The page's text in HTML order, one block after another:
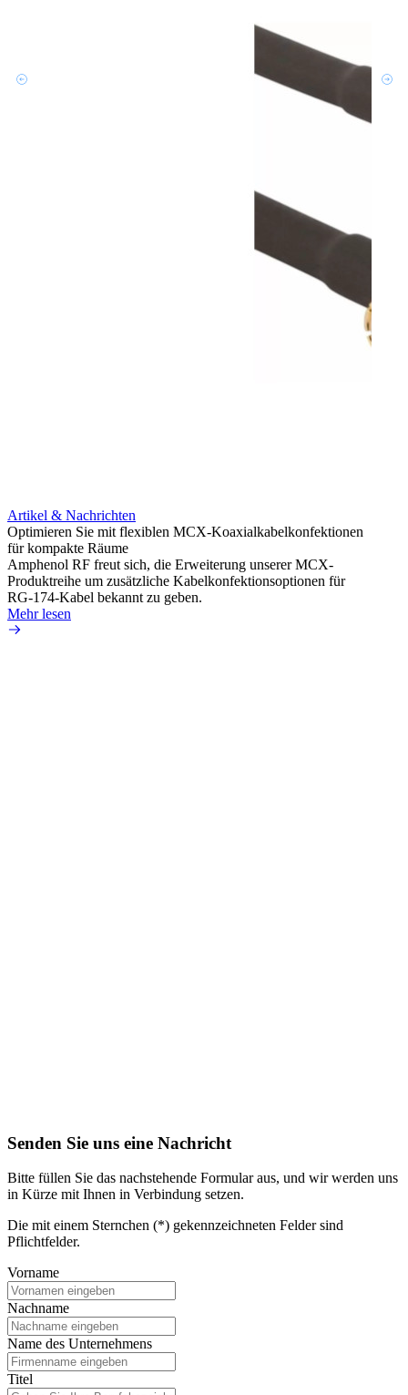
Artikel & Nachrichten
Optimieren Sie mit flexiblen MCX-Koaxialkabelkonfektionen
für kompakte Räume
Amphenol RF freut sich, die Erweiterung unserer MCX-
Produktreihe um zusätzliche Kabelkonfektionsoptionen für
RG-174-Kabel bekannt zu geben.
Mehr lesen
Senden Sie uns eine Nachricht
Bitte füllen Sie das nachstehende Formular aus, und wir werden uns
in Kürze mit Ihnen in Verbindung setzen.
Die mit einem Sternchen (*) gekennzeichneten Felder sind
Pflichtfelder.
Vorname
Nachname
Name des Unternehmens
Titel